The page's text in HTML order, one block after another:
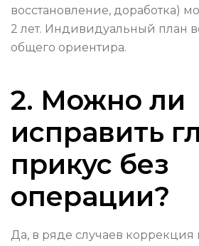
восстановление, доработка)
2 лет. Индивидуальный план
общего ориентира.
2. Можно ли
исправить
прикус без
операции?
Да, в ряде случаев коррекция